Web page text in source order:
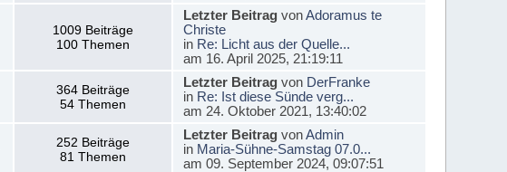
1009 Beiträge
100 Themen
Letzter BeitragvonAdoramus te
Christe
in Re: Licht aus der Quelle...
am 16. April 2025, 21:19:11
364 Beiträge
54 Themen
Letzter Beitragvon DerFranke
in Re: Ist diese Sünde verg...
am 24. Oktober 2021, 13:40:02
252 Beiträge
81 Themen
Letzter BeitragvonAdmin
in Maria-Sühne-Samstag 07.0...
am 09. September 2024, 09:07:51